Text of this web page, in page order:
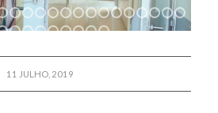
3 4 5 6 7 8 9 1011121314151617
11 JULHO, 2019